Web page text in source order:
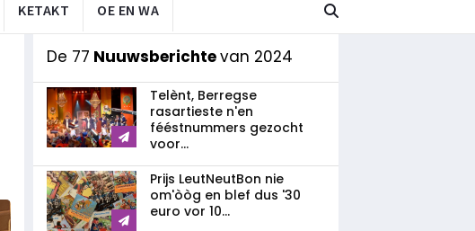
KETAKT OE EN WA
De 77 Nuuwsberichtevan 2024
Telènt, Berregse
rasartieste n'en
fééstnummers gezocht
voor...
Prijs LeutNeutBon nie
om'òòg en blef dus '30
euro vor 10...